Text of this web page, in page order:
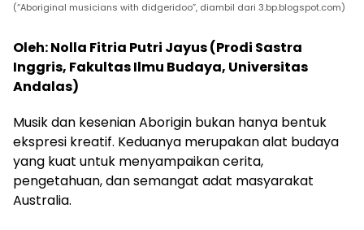
(“Aboriginal musicians with didgeridoo”, diambil dari 3.bp.blogspot.com)
Oleh: Nolla Fitria Putri Jayus (Prodi Sastra
Inggris, Fakultas Ilmu Budaya, Universitas
Andalas)
Musik dan kesenian Aborigin bukan hanya bentuk
ekspresi kreatif. Keduanya merupakan alat budaya
yang kuat untuk menyampaikan cerita,
pengetahuan, dan semangat adat masyarakat
Australia.